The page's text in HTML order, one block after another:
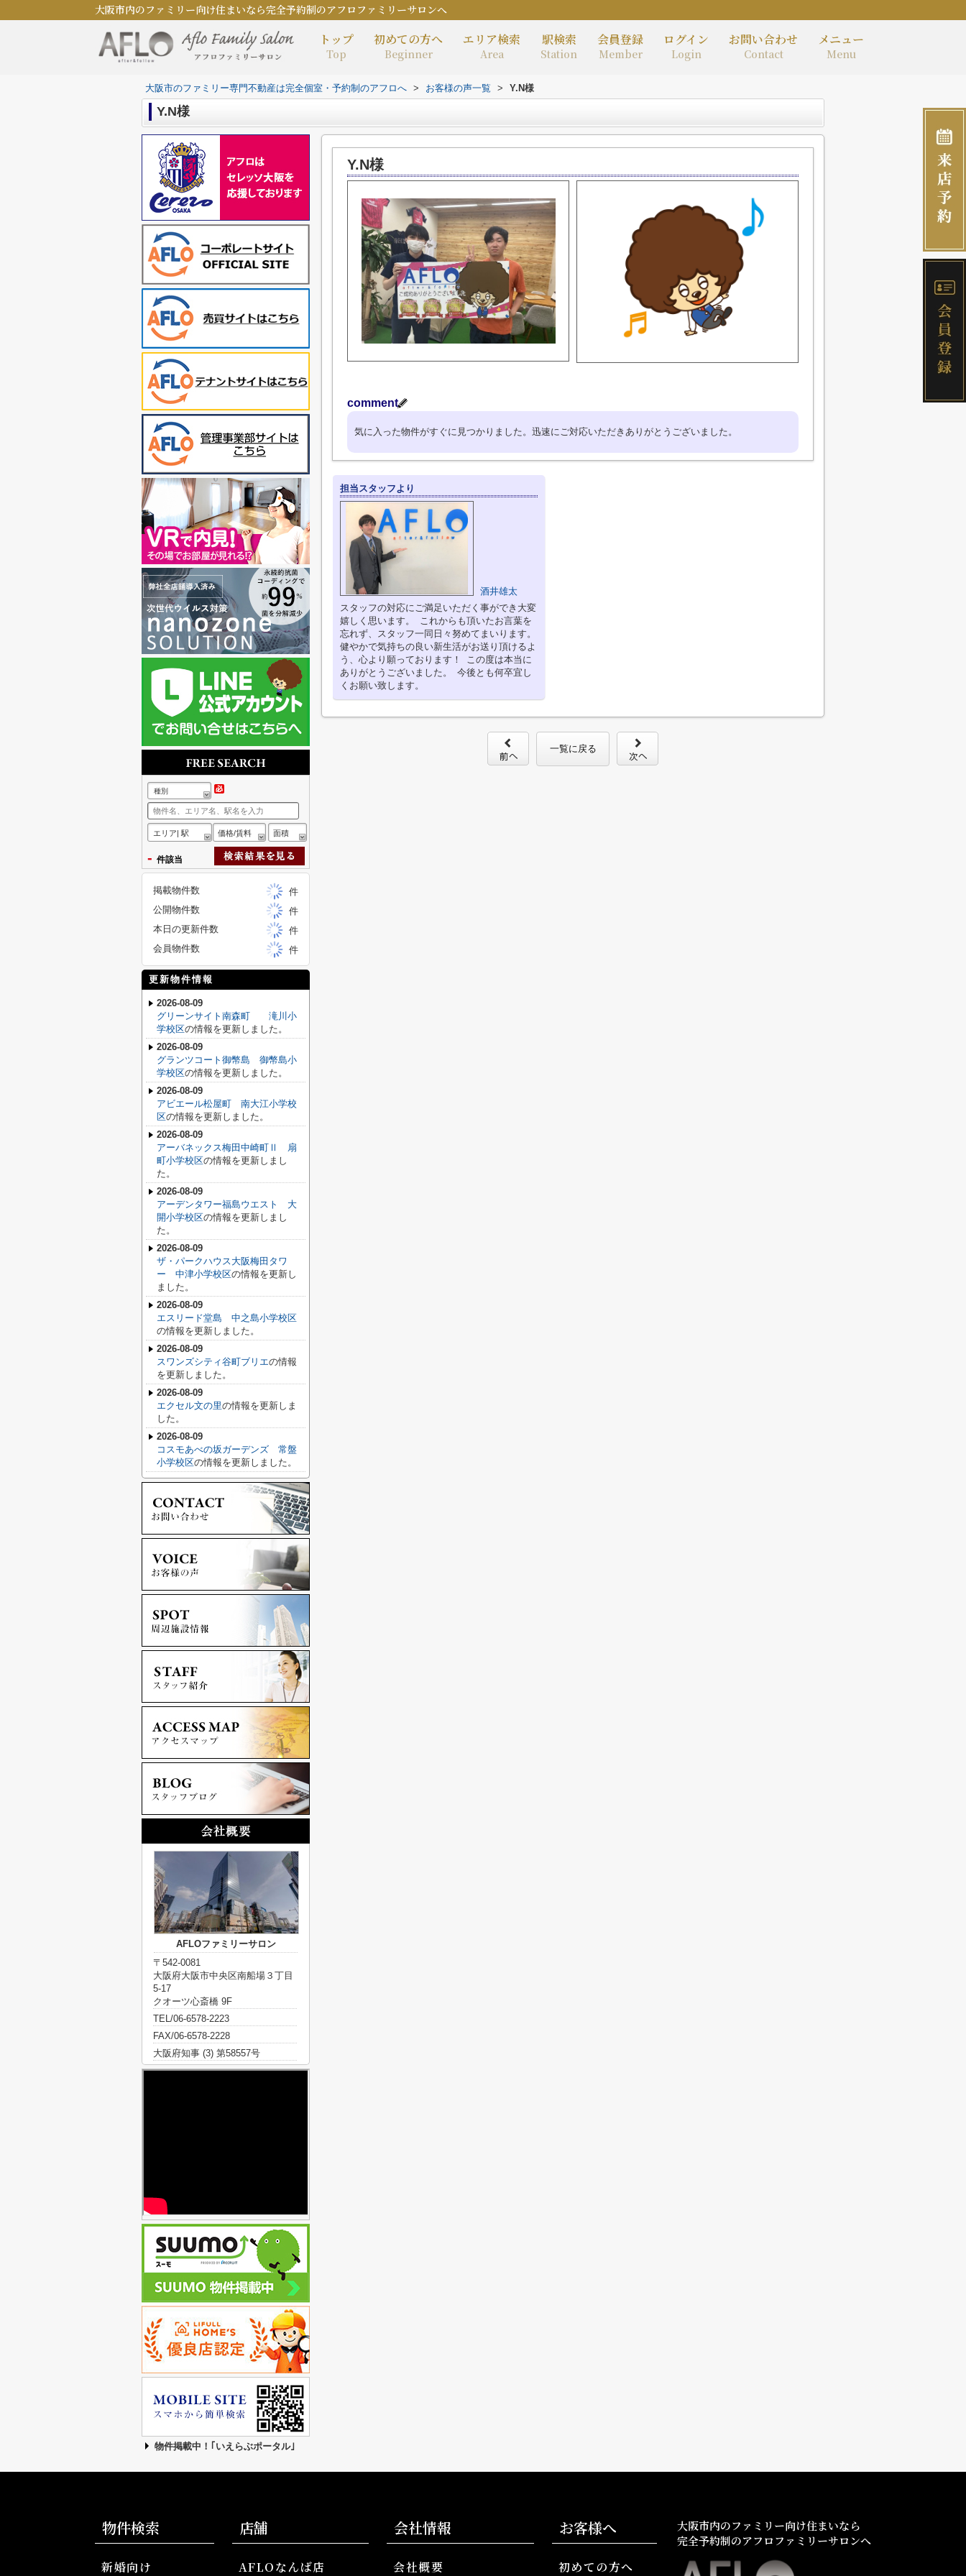
大阪市内のファミリー向け住まいなら完全予約制のアフロファミリーサロンへ
トップ
Top
初めての方へ
Beginner
エリア検索
Area
駅検索
Station
会員登録
Member
ログイン
Login
お問い合わせ
Contact
メニュー
Menu
大阪市のファミリー専門不動産は完全個室・予約制のアフロへ > お客様の声一覧 > Y.N様
Y.N様
Y.N様
comment
気に入った物件がすぐに見つかりました。迅速にご対応いただきありがとうございました。
担当スタッフより
酒井雄太
スタッフの対応にご満足いただく事ができ大変
嬉しく思います。 これからも頂いたお言葉を
忘れず、スタッフ一同日々努めてまいります。
健やかで気持ちの良い新生活がお送り頂けるよ
う、心より願っております！ この度は本当に
ありがとうございました。 今後とも何卒宜し
くお願い致します。
一覧に戻る
種別
エリア| 駅 価格/賃料 面積
- 件該当
掲載物件数
件
公開物件数
件
本日の更新件数
件
会員物件数
件
更新物件情報
2026-08-09
グリーンサイト南森町 滝川小
学校区の情報を更新しました。
2026-08-09
グランツコート御幣島 御幣島小
学校区の情報を更新しました。
2026-08-09
アビエール松屋町 南大江小学校
区の情報を更新しました。
2026-08-09
アーバネックス梅田中崎町Ⅱ 扇
町小学校区の情報を更新しまし
た。
2026-08-09
アーデンタワー福島ウエスト 大
開小学校区の情報を更新しまし
た。
2026-08-09
ザ・パークハウス大阪梅田タワ
ー 中津小学校区の情報を更新し
ました。
2026-08-09
エスリード堂島 中之島小学校区
の情報を更新しました。
2026-08-09
スワンズシティ谷町ブリエの情報
を更新しました。
2026-08-09
エクセル文の里の情報を更新しま
した。
2026-08-09
コスモあべの坂ガーデンズ 常盤
小学校区の情報を更新しました。
AFLOファミリーサロン
〒542-0081
大阪府大阪市中央区南船場３丁目
5-17
クオーツ心斎橋 9F
TEL/06-6578-2223
FAX/06-6578-2228
大阪府知事 (3) 第58557号
物件掲載中！｢いえらぶポータル｣
物件検索
新婚向け
店舗
AFLOなんば店
会社情報
会社概要
お客様へ
初めての方へ
大阪市内のファミリー向け住まいなら
完全予約制のアフロファミリーサロンへ